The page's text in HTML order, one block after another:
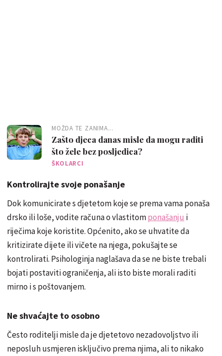
MOŽDA TE ZANIMA...
Zašto djeca danas misle da mogu raditi
što žele bez posljedica?
ŠKOLARCI
Kontrolirajte svoje ponašanje
Dok komunicirate s djetetom koje se prema vama ponaša
drsko ili loše, vodite računa o vlastitomponašanju i
riječima koje koristite. Općenito, ako se uhvatite da
kritizirate dijete ili vičete na njega, pokušajte se
kontrolirati. Psihologinja naglašava da se ne biste trebali
bojati postaviti ograničenja, ali isto biste morali raditi
mirno i s poštovanjem.
Ne shvaćajte to osobno
Često roditelji misle da je djetetovo nezadovoljstvo ili
neposluh usmjeren isključivo prema njima, ali to nikako